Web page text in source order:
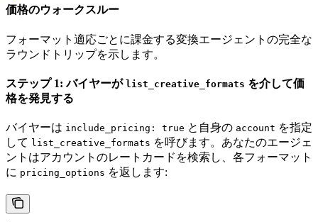
価格のウォークスルー
フォーマット適応ごとに課金する変換エージェントの完全な
ラウンドトリップを示します。
ステップ 1: バイヤーが list_creative_formats を介して価
格を発見する
バイヤーは include_pricing: true と自身の account を指定
して list_creative_formats を呼びます。あなたのエージェ
ントはアカウントのレートカードを検索し、各フォーマット
に pricing_options を返します: